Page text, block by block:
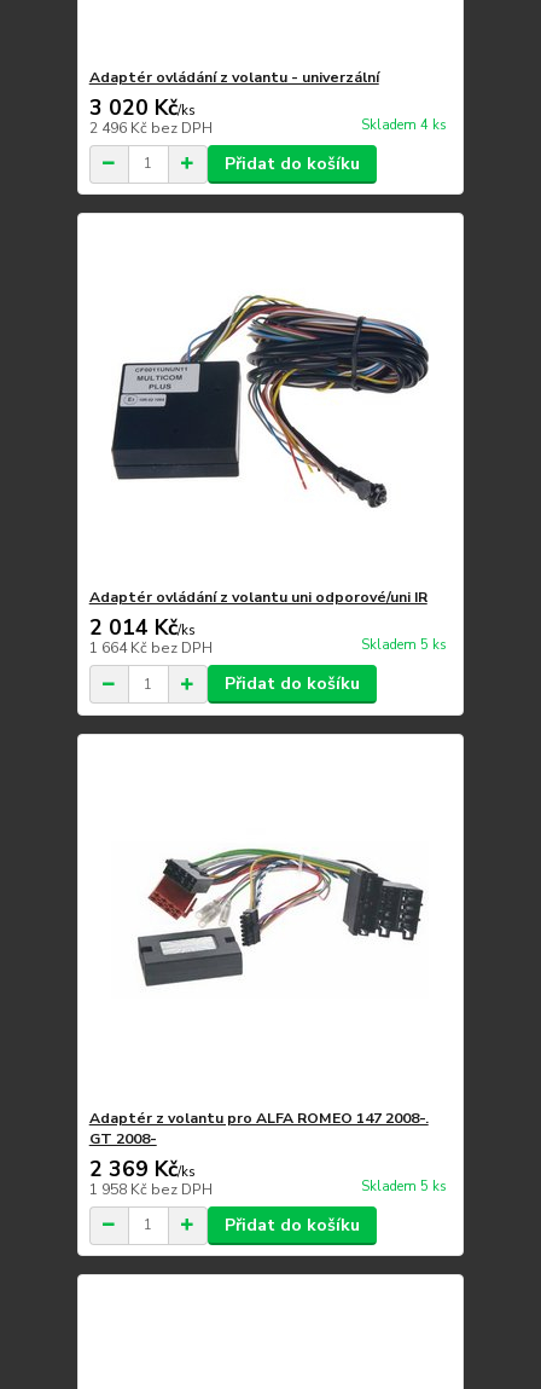
Adaptér ovládání z volantu - univerzální
3 020 Kč/ks
2 496 Kč bez DPH Skladem 4 ks
Přidat do košíku
Adaptér ovládání z volantu uni odporové/uni IR
2 014 Kč/ks
1 664 Kč bez DPH Skladem 5 ks
Přidat do košíku
Adaptér z volantu pro ALFA ROMEO 147 2008-.
GT 2008-
2 369 Kč/ks
1 958 Kč bez DPH Skladem 5 ks
Přidat do košíku